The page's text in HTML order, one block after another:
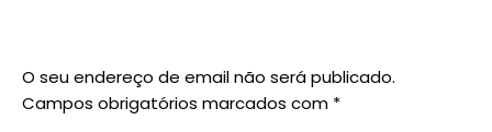
O seu endereço de email não será publicado.
Campos obrigatórios marcados com *